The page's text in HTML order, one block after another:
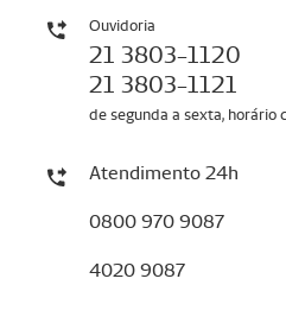
Ouvidoria
21 3803-1120
21 3803-1121
de segunda a sexta, horário
Atendimento 24h
0800 970 9087
4020 9087